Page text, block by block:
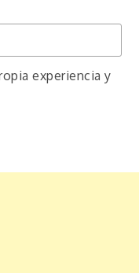
experiencia y